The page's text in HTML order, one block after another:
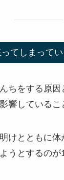
てしまってい
ちをする原因
響しているこ
けとともに体
うとするの